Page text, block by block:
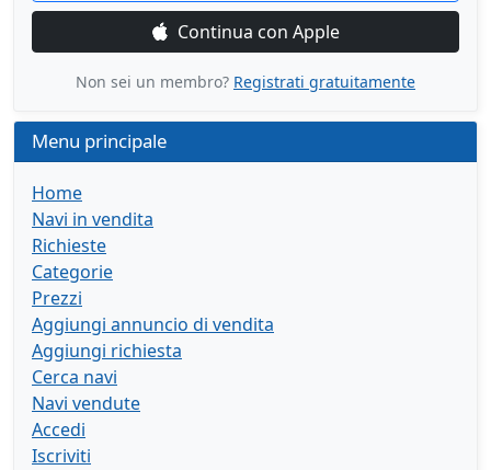
Continua con Apple
Non sei un membro? Registrati gratuitamente
Menu principale
Home
Navi in vendita
Richieste
Categorie
Prezzi
Aggiungi annuncio di vendita
Aggiungi richiesta
Cerca navi
Navi vendute
Accedi
Iscriviti